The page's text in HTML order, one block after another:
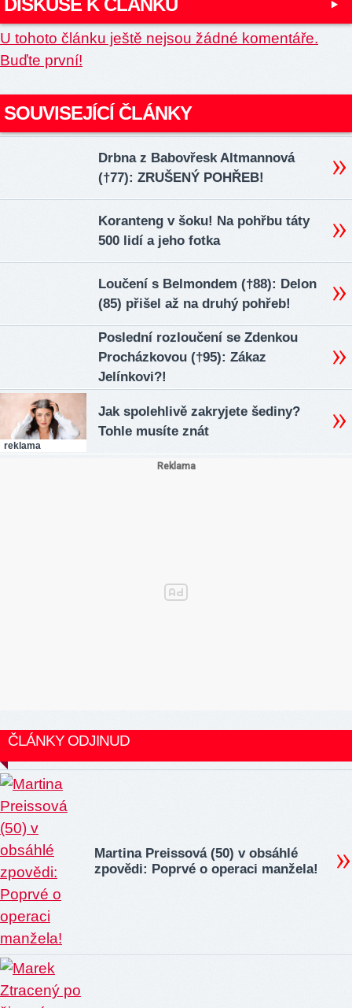
U tohoto článku ještě nejsou žádné komentáře.
Buďte první!
SOUVISEJÍCÍ ČLÁNKY
Drbna z Babovřesk Altmannová
(†77): ZRUŠENÝ POHŘEB!
Koranteng v šoku! Na pohřbu táty
500 lidí a jeho fotka
Loučení s Belmondem (†88): Delon
(85) přišel až na druhý pohřeb!
Poslední rozloučení se Zdenkou
Procházkovou (†95): Zákaz
Jelínkovi?!
reklama
Jak spolehlivě zakryjete šediny?
Tohle musíte znát
ČLÁNKY ODJINUD
Martina Preissová (50) v obsáhlé
zpovědi: Poprvé o operaci manžela!